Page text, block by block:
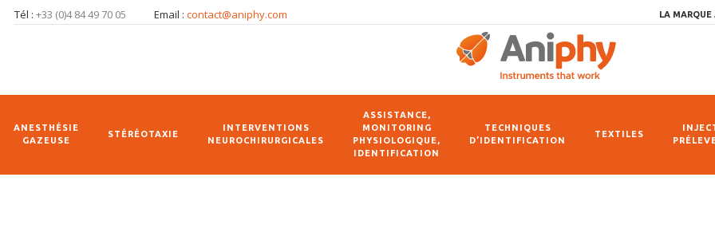
Tél : +33 (0)4 84 49 70 05 Email : contact@aniphy.com LA MARQUE
ANESTHÉSIE
GAZEUSE
STÉRÉOTAXIE
INTERVENTIONS
NEUROCHIRURGICALES
ASSISTANCE,
MONITORING
PHYSIOLOGIQUE,
IDENTIFICATION
TECHNIQUES
D’IDENTIFICATION
TEXTILES